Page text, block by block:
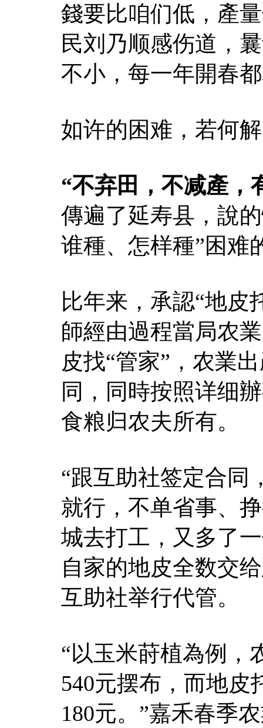
錢要比咱们低，產
民刘乃顺感伤道，
不小，每一年開春
如许的困难，若何
“不弃田，不减產，
傳遍了延寿县，說
谁種、怎样種”困难
比年来，承認“地皮
師經由過程當局农
皮找“管家”，农業
同，同時按照详细
食粮归农夫所有。
“跟互助社签定合同
就行，不单省事、
城去打工，又多了
自家的地皮全数交
互助社举行代管。
“以玉米莳植為例，
540元摆布，而地皮
180元。”嘉禾春季